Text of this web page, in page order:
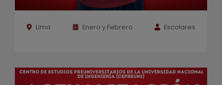
Lima Enero y Febrero Escolares